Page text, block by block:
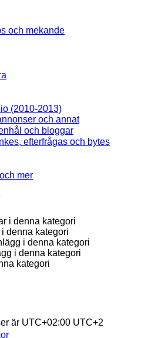
och mekande
(2010-2013)
och annat
och bloggar
efterfrågas och bytes
mer
i denna kategori
denna kategori
i denna kategori
i denna kategori
kategori
är UTC+02:00 UTC+2